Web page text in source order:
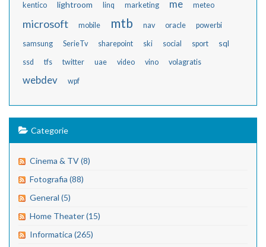
kentico lightroom linq marketing me meteo
microsoft mobile mtb nav oracle powerbi
samsung SerieTv sharepoint ski social sport sql
ssd tfs twitter uae video vino volagratis
webdev wpf
Categorie
Cinema & TV (8)
Fotografia (88)
General (5)
Home Theater (15)
Informatica (265)